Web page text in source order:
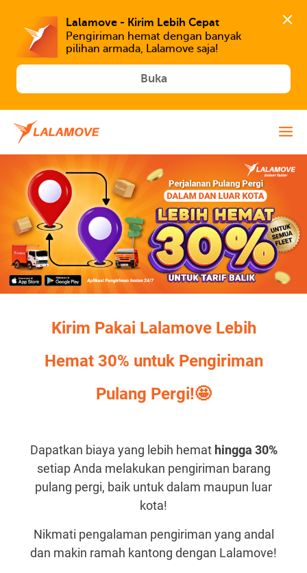
Lalamove - Kirim Lebih Cepat
Pengiriman hemat dengan banyak
Buka
Kirim Pakai Lalamove Lebih
Hemat 30% untuk Pengiriman
Pulang Pergi!🤩
Dapatkan biaya yang lebih hemat hingga 30%
setiap Anda melakukan pengiriman barang
pulang pergi, baik untuk dalam maupun luar
kota!
Nikmati pengalaman pengiriman yang andal
dan makin ramah kantong dengan Lalamove!